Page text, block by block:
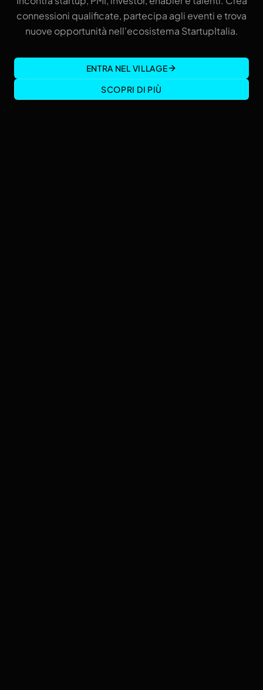
connessioni qualificate, partecipa agli eventi e trova
nuove opportunità nell'ecosistema StartupItalia.
ENTRA NEL VILLAGE
SCOPRI DI PIÙ